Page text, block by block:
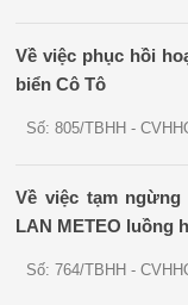
Về việc phục hồi
biển Cô Tô
Số: 805/TBHH -
Về việc tạm
LAN METEO luồng
Số: 764/TBHH -